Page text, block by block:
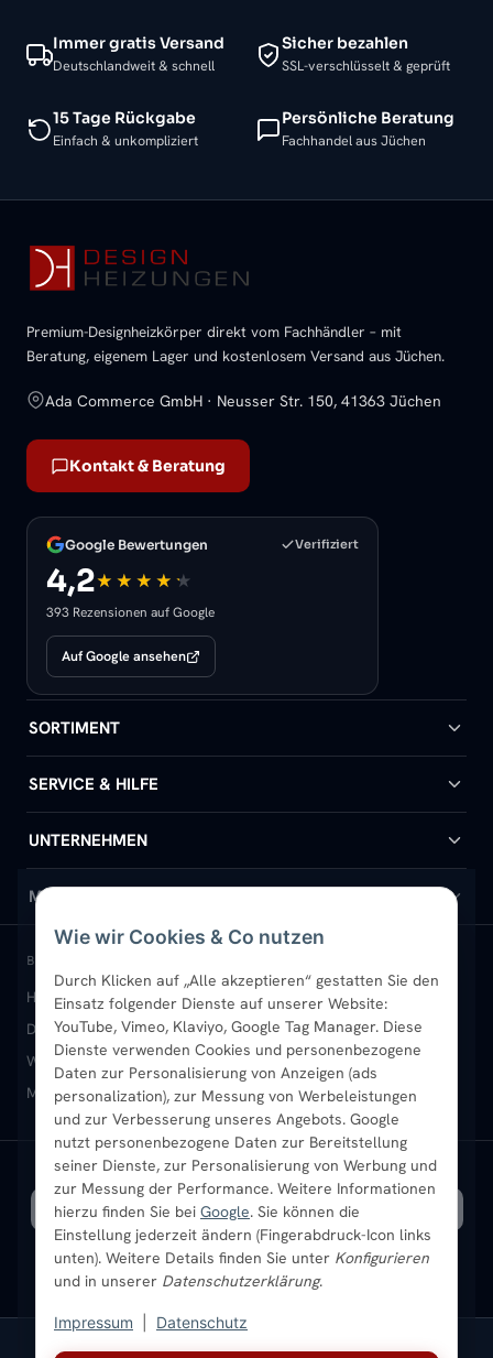
Wie wir Cookies & Co nutzen
Durch Klicken auf „Alle akzeptieren“ gestatten Sie den
Einsatz folgender Dienste auf unserer Website:
YouTube, Vimeo, Klaviyo, Google Tag Manager. Diese
Dienste verwenden Cookies und personenbezogene
Daten zur Personalisierung von Anzeigen (ads
personalization), zur Messung von Werbeleistungen
und zur Verbesserung unseres Angebots. Google
nutzt personenbezogene Daten zur Bereitstellung
seiner Dienste, zur Personalisierung von Werbung und
zur Messung der Performance. Weitere Informationen
hierzu finden Sie bei Google. Sie können die
Einstellung jederzeit ändern (Fingerabdruck-Icon links
unten). Weitere Details finden Sie unter Konfigurieren
und in unserer Datenschutzerklärung.
Impressum Datenschutz
Immer gratis Versand
Deutschlandweit & schnell
Sicher bezahlen
SSL-verschlüsselt & geprüft
15 Tage Rückgabe
Einfach & unkompliziert
Persönliche Beratung
Fachhandel aus Jüchen
Premium-Designheizkörper direkt vom Fachhändler – mit
Beratung, eigenem Lager und kostenlosem Versand aus Jüchen.
Ada Commerce GmbH · Neusser Str. 150, 41363 Jüchen
Kontakt & Beratung
Google Bewertungen Verifiziert
4,2
393 Rezensionen auf Google
Auf Google ansehen
SORTIMENT
Badheizkörper
Handtuchheizkörper
Design-Heizkörper
Paneelheizkörper
Vertikal-Heizkörper
Heizkörper-Zubehör
SERVICE & HILFE
Hilfe & Kontakt
Versand & Lieferung
Rückgabe & Widerruf
Garantie & Gewährleistung
Montageservice vor Ort
Sendung verfolgen
UNTERNEHMEN
Wir über uns
Standort & Abholung Jüchen
B2B-Kunden
Karriere
Ratgeber
Bestpreisgarantie
MEIN KONTO
Anmelden / Mein Konto
Merkliste
Newsletter
Aktuelle Angebote
BELIEBTE KATEGORIEN
Heizkörper kaufenBadheizkörperHandtuchheizkörper
Design-HeizkörperPaneelheizkörperVertikal-Heizkörper
Wandheizkörper Wohnraum-Heizkörper Badheizkörper Schwarz
Mischbetrieb-HeizkörperHeizkörper-ZubehörAktuelle Angebote
VERSAND MIT